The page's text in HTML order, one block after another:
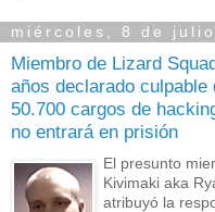
miércoles, 8 de
Miembro de Lizard
años declarado culpable
50.700 cargos de
no entrará en prisión
El presunto
Kivimaki aka
atribuyó la